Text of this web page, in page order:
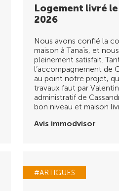
Logement livré
2026
Nous avons confié la
maison à Tanaïs, et
pleinement satisfait.
l’accompagnement de
au point notre projet,
travaux faut par
administratif de
bon niveau et maison
Avis immodvisor
#ARTIGUES